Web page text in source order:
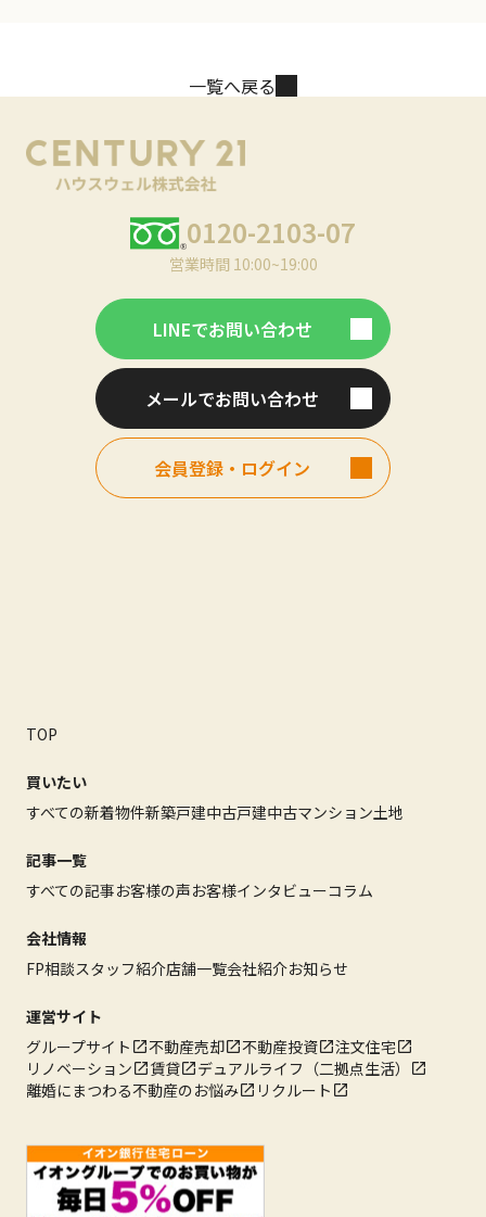
一覧へ戻る
0120-2103-07
営業時間 10:00~19:00
LINEでお問い合わせ
メールでお問い合わせ
会員登録・ログイン
TOP
買いたい
すべての新着物件新築戸建中古戸建中古マンション土地
記事一覧
すべての記事お客様の声お客様インタビューコラム
会社情報
FP相談スタッフ紹介店舗一覧会社紹介お知らせ
運営サイト
グループサイト
不動産売却 不動産投資
注文住宅
リノベーション
賃貸
デュアルライフ（二拠点生活）
離婚にまつわる不動産のお悩み
リクルート